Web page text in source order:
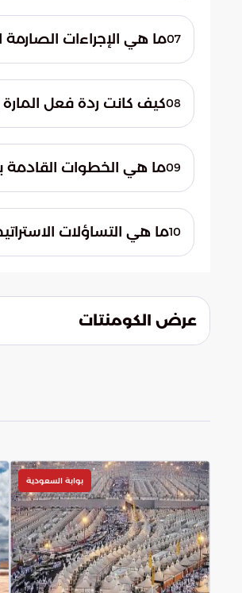
وقت وقوع الحادث. وبناءً
والمهمة على الفور
07ما هي الإجراءات
وحدات التدخل السريع
الأدلة الميدانية لفهم
08كيف كانت ردة فعل
هذا الوضع الجميع
والحساسية التي تعاملت
09ما هي الخطوات
التصعيد. وقد تعهدت
وتحليل البيانات
10ما هي التساؤلات
المحيطة بالمراكز
عرض الكومنتات
بوابة السعودية